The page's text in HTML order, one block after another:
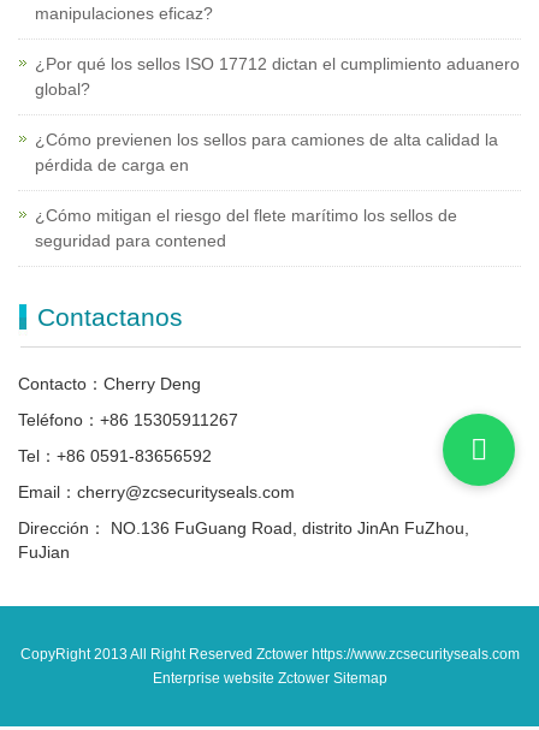
manipulaciones eficaz?
¿Por qué los sellos ISO 17712 dictan el cumplimiento aduanero
global?
¿Cómo previenen los sellos para camiones de alta calidad la
pérdida de carga en
¿Cómo mitigan el riesgo del flete marítimo los sellos de
seguridad para contened
Contactanos
Contacto：Cherry Deng
Teléfono：+86 15305911267
Tel：+86 0591-83656592
Email：cherry@zcsecurityseals.com
Dirección： NO.136 FuGuang Road, distrito JinAn FuZhou,
FuJian
CopyRight 2013 All Right Reserved Zctower https://www.zcsecurityseals.com
Enterprise website Zctower Sitemap